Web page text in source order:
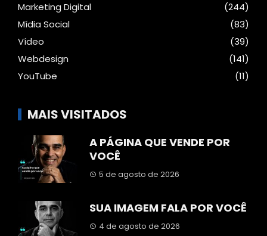
Marketing Digital
(244)
Mídia Social
(83)
Vídeo
(39)
Webdesign
(141)
YouTube
(11)
MAIS VISITADOS
A PÁGINA QUE VENDE POR
VOCÊ
5 de agosto de 2026
SUA IMAGEM FALA POR VOCÊ
4 de agosto de 2026